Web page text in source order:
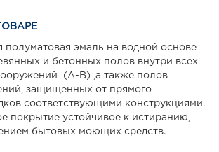
полуматовая эмаль на водной основе
и бетонных полов внутри всех
(А-В) ,а также полов
защищенных от прямого
соответствующими конструкциями.
покрытие устойчивое к истиранию,
бытовых моющих средств.